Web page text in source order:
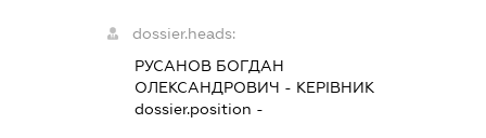
dossier.heads:
РУСАНОВ БОГДАН
ОЛЕКСАНДРОВИЧ - КЕРІВНИК
dossier.position -